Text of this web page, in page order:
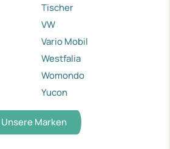
Tischer
VW
Vario Mobil
Westfalia
Womondo
Yucon
Unsere Marken